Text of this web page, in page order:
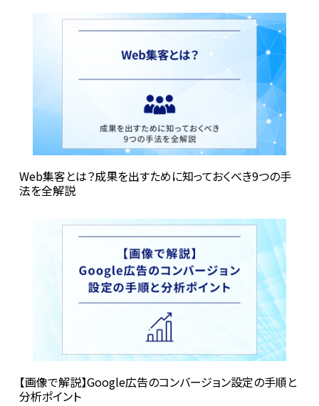
Web集客とは？成果を出すために知っておくべき9つの手
法を全解説
【画像で解説】Google広告のコンバージョン設定の手順と
分析ポイント